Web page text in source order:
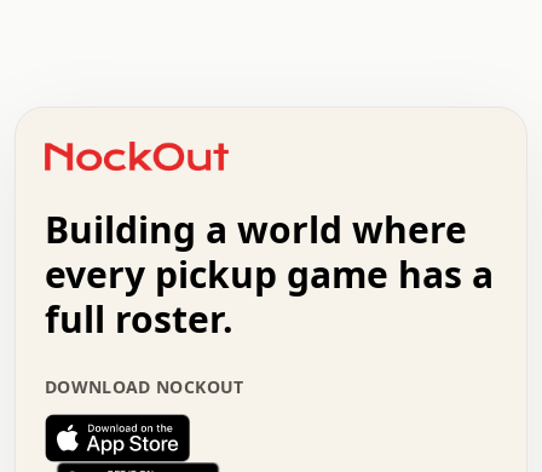
+   .   .   .   .   .   .   .   .   .   +   .   .
.   .   .   .   .   .   .   .   .   .   .   :   .
.   .   .   .   +   .   .   .   .   .   .   .   +
.   :   .   .   .   .   .   .   .   .   o   .   .
.   .   x   .   .   .   .   .   .   :   .   .   o
.   .   .   .   :   .   .   .   .   o   .   .   .
.   .   .   .   .   .   .   :   .   .   .   .   .
.   .   .   .   .   .   .   +   .   .   x   .   .
.   .   .   .   .   :   +   .   .   .   .   .   o
.   .   .   .   .   .   .   .   .   .   .   .   .
Building a world where
every pickup game has a
full roster.
DOWNLOAD NOCKOUT